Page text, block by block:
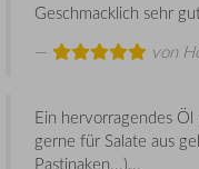
Geschmacklich sehr
von
Ein hervorragendes
gerne für Salate aus
Pastinaken...)...